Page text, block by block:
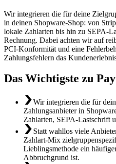
Wir integrieren die für deine
in deinen Shopware-Shop: von
lokale Zahlarten bis hin zu SEPA-
Rechnung. Dabei achten wir auf
PCI-Konformität und eine
Zahlungsfehlern das
Das Wichtigste zu
Wir integrieren die für
Zahlungsanbieter in
Zahlarten, SEPA-Lastschrift
Statt wahllos viele
Zahlart-Mix
Lieblingsmethode ein
Abbruchgrund ist.